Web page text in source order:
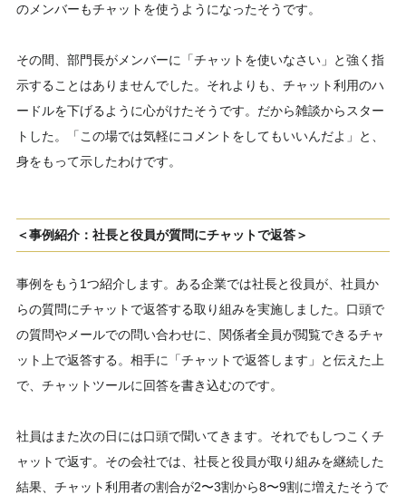
のメンバーもチャットを使うようになったそうです。
その間、部門長がメンバーに「チャットを使いなさい」と強く指
示することはありませんでした。それよりも、チャット利用のハ
ードルを下げるように心がけたそうです。だから雑談からスター
トした。「この場では気軽にコメントをしてもいいんだよ」と、
身をもって示したわけです。
＜事例紹介：社長と役員が質問にチャットで返答＞
事例をもう1つ紹介します。ある企業では社長と役員が、社員か
らの質問にチャットで返答する取り組みを実施しました。口頭で
の質問やメールでの問い合わせに、関係者全員が閲覧できるチャ
ット上で返答する。相手に「チャットで返答します」と伝えた上
で、チャットツールに回答を書き込むのです。
社員はまた次の日には口頭で聞いてきます。それでもしつこくチ
ャットで返す。その会社では、社長と役員が取り組みを継続した
結果、チャット利用者の割合が2〜3割から8〜9割に増えたそうで